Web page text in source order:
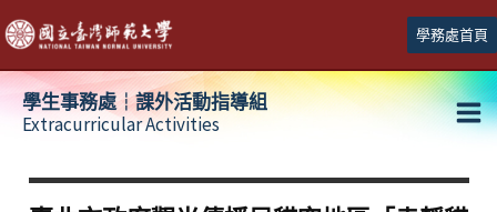
跳
至
主
學務處首頁
學生事務處┆課外活動指導組
Extracurricular Activities